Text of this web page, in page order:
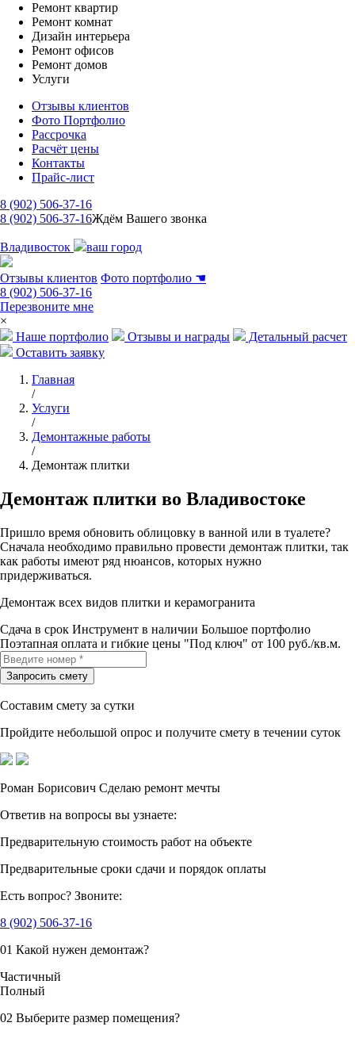
Ремонт квартир
Ремонт комнат
Дизайн интерьера
Ремонт офисов
Ремонт домов
Услуги
Отзывы клиентов
Фото Портфолио
Рассрочка
Расчёт цены
Контакты
Прайс-лист
8 (902) 506-37-16
8 (902) 506-37-16Ждём Вашего звонка
Владивосток ваш город
Отзывы клиентов Фото портфолио ☚
8 (902) 506-37-16
Перезвоните мне
×
Наше портфолио
Отзывы и награды
Детальный расчет
Оставить заявку
Главная
/
Услуги
/
Демонтажные работы
/
Демонтаж плитки
Демонтаж плитки во Владивостоке
Пришло время обновить облицовку в ванной или в туалете?
Сначала необходимо правильно провести демонтаж плитки, так
как работы имеют ряд нюансов, которых нужно
придерживаться.
Демонтаж всех видов плитки и керамогранита
Сдача в срок Инструмент в наличии Большое портфолио
Поэтапная оплата и гибкие цены "Под ключ" от 100 руб./кв.м.
Составим смету за сутки
Пройдите небольшой опрос и получите смету в течении суток
Роман Борисович Сделаю ремонт мечты
Ответив на вопросы вы узнаете:
Предварительную стоимость работ на объекте
Предварительные сроки сдачи и порядок оплаты
Есть вопрос? Звоните:
8 (902) 506-37-16
01 Какой нужен демонтаж?
Частичный
Полный
02 Выберите размер помещения?